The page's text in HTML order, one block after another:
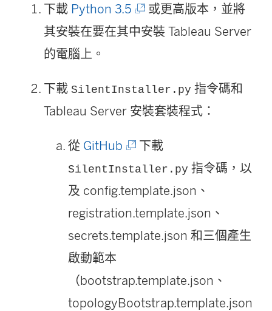
下載 Python 3.5 (
連
視
窗
開
啟
)
或更高版本，並將
其安裝在要在其中安裝 Tableau Server
的電腦上。
下載 SilentInstaller.py 指令碼和
Tableau Server 安裝套裝程式：
從 GitHub (
連
結
在
新
窗
開
下載
SilentInstaller.py 指令碼，以
及 config.template.json、
registration.template.json、
secrets.template.json 和三個產生
啟動範本
（bootstrap.template.json、
topologyBootstrap.template.json